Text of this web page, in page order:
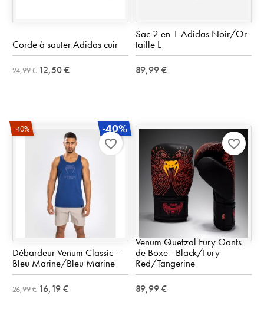
Corde à sauter Adidas cuir
24,99 € 12,50 €
Sac 2 en 1 Adidas Noir/Or
taille L
89,99 €
-40% -40%
Débardeur Venum Classic -
Bleu Marine/Bleu Marine
26,99 € 16,19 €
favorite_border
Venum Quetzal Fury Gants
de Boxe - Black/Fury
Red/Tangerine
89,99 €
favorite_border